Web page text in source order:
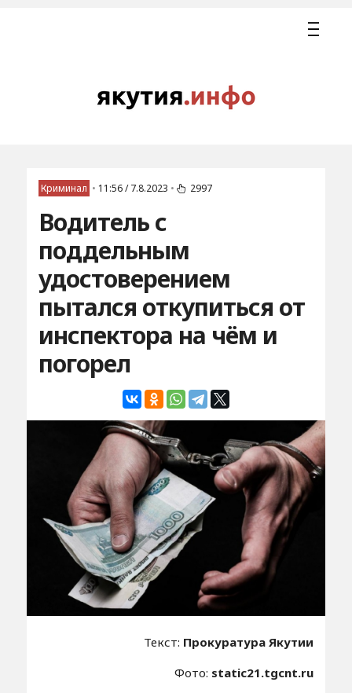
Криминал • 11:56 / 7.8.2023 • 2997
Водитель с
поддельным
удостоверением
пытался откупиться от
инспектора на чём и
погорел
Текст: Прокуратура Якутии
Фото: static21.tgcnt.ru